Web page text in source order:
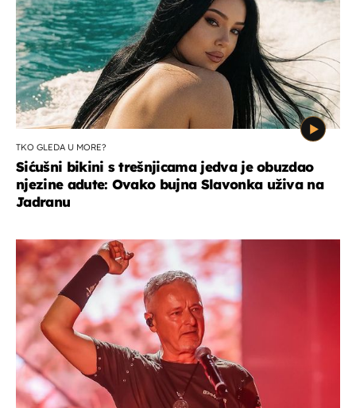
TKO GLEDA U MORE?
Sićušni bikini s trešnjicama jedva je obuzdao
njezine adute: Ovako bujna Slavonka uživa na
Jadranu